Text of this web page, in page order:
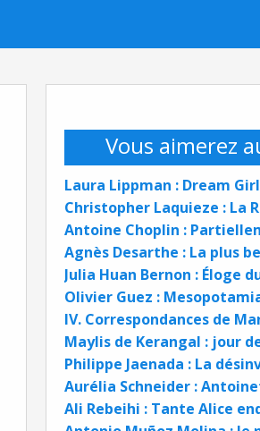
Vous aimerez
Laura Lippman : Dream Girl
Christopher Laquieze : La
Olivier Guez :
IV. Correspondances de
Maylis de Kerangal : jour
Aurélia Schneider :